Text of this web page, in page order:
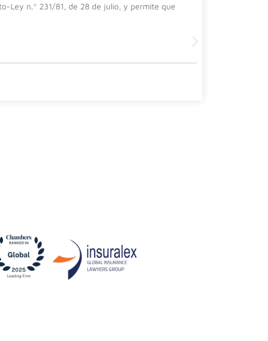
Ley n.º 231/81, de 28 de julio, y permite que